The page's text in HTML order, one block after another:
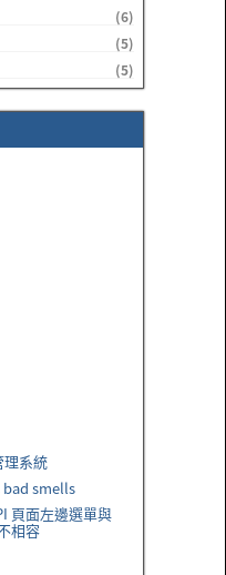
(6)
(5)
(5)
理系統
bad smells
頁面左邊選單與
相容